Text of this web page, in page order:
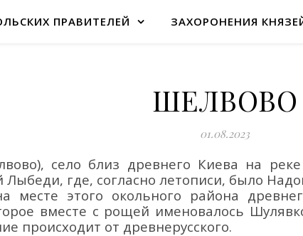
ПРАВИТЕЛЕЙ ЗАХОРОНЕНИЯ
ШЕЛВОВО
01.08.2023
), село близ древнего Киева на
Лыбеди, где, согласно летописи, было
месте этого окольного района
вместе с рощей именовалось
происходит от древнерусского.